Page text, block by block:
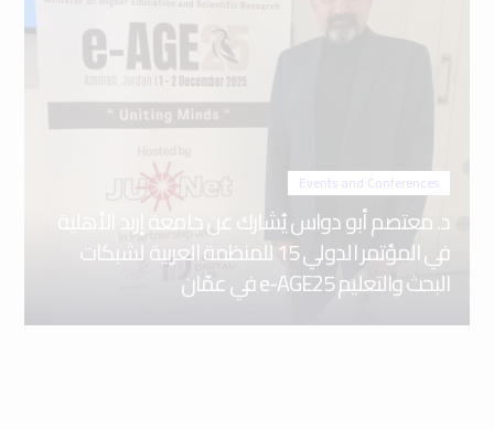
Events and Conferences
د. معتصم أبو دواس يُشارك عن جامعة إربد الأهلية
في المؤتمر الدولي 15 للمنظمة العربية لشبكات
البحث والتعليم e-AGE25 في عمّان